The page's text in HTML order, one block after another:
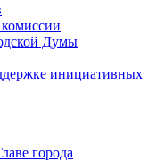
Думы
инициативных
города